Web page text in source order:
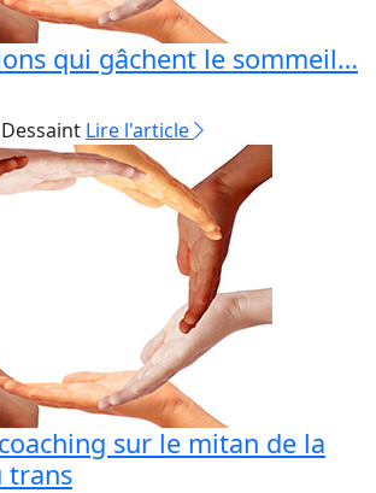
qui gâchent le sommeil…
Lire l'article
sur le mitan de la
trans